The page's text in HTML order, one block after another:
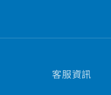
客服資訊